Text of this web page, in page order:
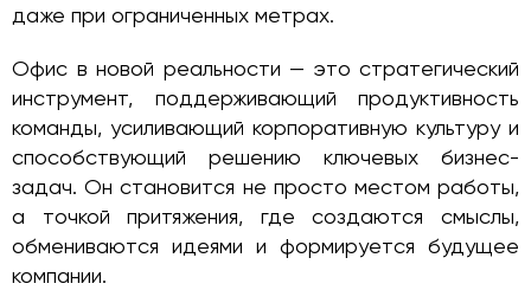
даже при ограниченных метрах.
Офис в новой реальности — это стратегический
инструмент, поддерживающий продуктивность
команды, усиливающий корпоративную культуру и
способствующий решению ключевых бизнес-
задач. Он становится не просто местом работы,
а точкой притяжения, где создаются смыслы,
обмениваются идеями и формируется будущее
компании.